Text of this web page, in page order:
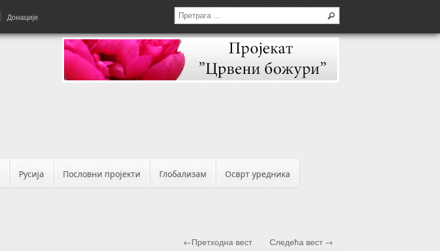
Донације
Русија Пословни пројекти Глобализам Осврт уредника
←Претходна вест Следећа вест →